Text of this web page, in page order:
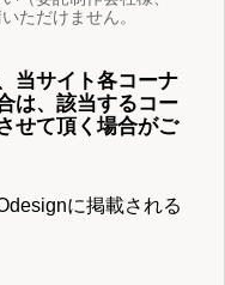
ただけません。
当サイト各コーナ
は、該当するコー
せて頂く場合がご
に掲載される